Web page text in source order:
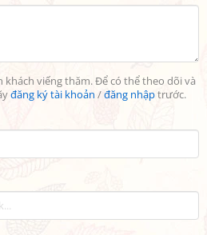
khách viếng thăm. Để có thể theo dõi và
đăng ký tài khoản /đăng nhậptrước.